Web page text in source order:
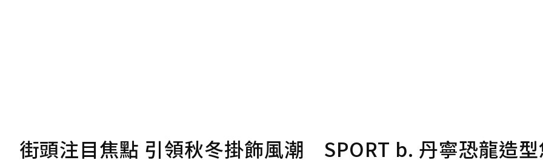
街頭注目焦點 引領秋冬掛飾風潮 SPORT b. 丹寧恐龍造